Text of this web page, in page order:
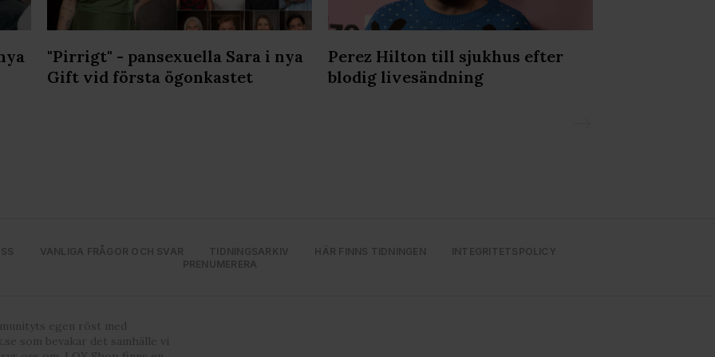
"Pirrigt" - pansexuella Sara i nya
Gift vid första ögonkastet
Perez Hilton till sjukhus efter
blodig livesändning
VANLIGA FRÅGOR OCH SVAR TIDNINGSARKIV HÄR FINNS TIDNINGEN
INTEGRITETSPOLICY
PRENUMERERA
egen röst med
som bevakar det samhälle vi